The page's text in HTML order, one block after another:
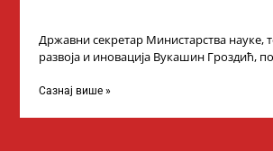
Државни секретар Министарства науке,
развоја и иновација Вукашин Гроздић,
промоцију
Сазнај више »